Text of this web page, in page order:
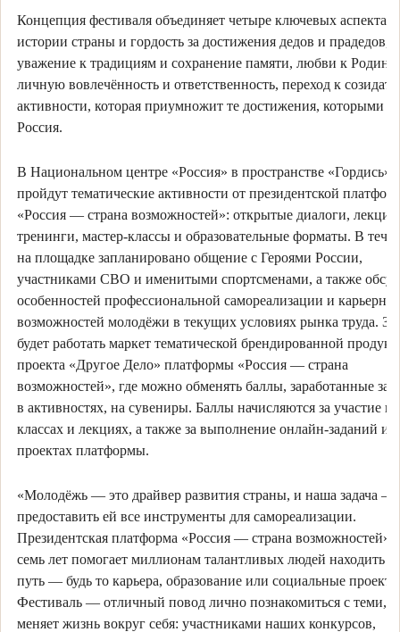
Концепция фестиваля объединяет четыре ключевых аспекта:
истории страны и гордость за достижения дедов и прадедов,
уважение к традициям и сохранение памяти, любви к Родине
личную вовлечённость и ответственность, переход к
активности, которая приумножит те достижения, которыми
Россия.
В Национальном центре «Россия» в пространстве «Гордись»
пройдут тематические активности от президентской
«Россия — страна возможностей»: открытые диалоги,
тренинги, мастер-классы и образовательные форматы. В
на площадке запланировано общение с Героями России,
участниками СВО и именитыми спортсменами, а также
особенностей профессиональной самореализации и
возможностей молодёжи в текущих условиях рынка труда.
будет работать маркет тематической брендированной
проекта «Другое Дело» платформы «Россия — страна
возможностей», где можно обменять баллы, заработанные за
в активностях, на сувениры. Баллы начисляются за участие в
классах и лекциях, а также за выполнение онлайн-заданий и
проектах платформы.
«Молодёжь — это драйвер развития страны, и наша задача —
предоставить ей все инструменты для самореализации.
Президентская платформа «Россия — страна возможностей»
семь лет помогает миллионам талантливых людей находить
путь — будь то карьера, образование или социальные
Фестиваль — отличный повод лично познакомиться с теми,
меняет жизнь вокруг себя: участниками наших конкурсов,